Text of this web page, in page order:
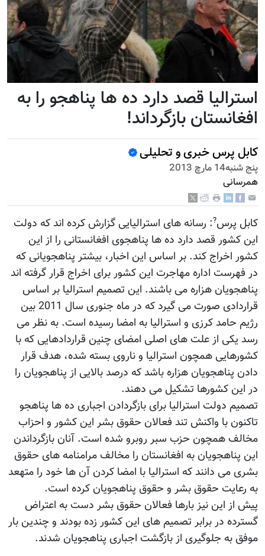
استرالیا قصد دارد ده ها پناهجو را به
افغانستان بازگرداند!
کابل پرس خبری و تحلیلی
پنج شنبه14 مارچ 2013
همرسانی
کابل پرس?: رسانه های استرالیایی گزارش کرده اند که دولت
این کشور قصد دارد ده ها پناهجوی افغانستانی را از این
کشور اخراج کند. بر اساس این اخبار، بیشتر پناهجویانی که
در فهرست اداره مهاجرت این کشور برای اخراج قرار گرفته اند
پناهجویان هزاره می باشند. این تصمیم استرالیا بر اساس
قراردادی صورت می گیرد که در ماه جنوری سال 2011 بین
رژيم حامد کرزی و استرالیا به امضا رسیده است. به نظر می
رسد یکی از علت های اصلی امضای چنین قراردادهایی که با
کشورهایی همچون استرالیا و ناروی بسته شده، هدف قرار
دادن پناهجویان هزاره باشد که درصد بالایی از پناهجویان را
در این کشورها تشکیل می دهند.
تصمیم دولت استرالیا برای بازگردادن اجباری ده ها پناهجو
تاکنون با واکنش تند فعالان حقوق بشر این کشور و احزاب
مخالف همچون حزب سبر روبرو شده است. آنان بازگرداندن
این پناهجویان به افغانستان را مخالف مرامنامه های حقوق
بشری می دانند که استرالیا با امضا کردن آن ها خود را متهعد
به رعایت حقوق بشر و حقوق پناهجویان کرده است.
پیش از این نیز بارها فعالان حقوق بشر دست به اعتراض
گسترده در برابر تصمیم های این کشور زده بودند و چندین بار
موفق به جلوگیری از بازگشت اجباری پناهجویان شدند.